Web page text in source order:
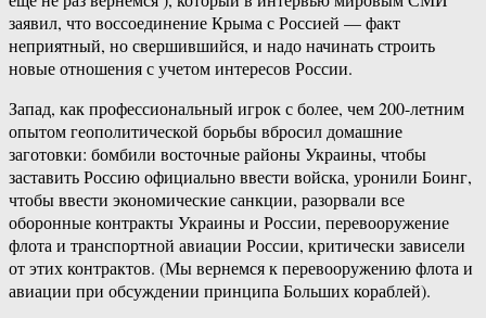
заявил, что воссоединение Крыма с Россией — факт
неприятный, но свершившийся, и надо начинать строить
новые отношения с учетом интересов России.
Запад, как профессиональный игрок с более, чем 200-летним
опытом геополитической борьбы вбросил домашние
заготовки: бомбили восточные районы Украины, чтобы
заставить Россию официально ввести войска, уронили Боинг,
чтобы ввести экономические санкции, разорвали все
оборонные контракты Украины и России, перевооружение
флота и транспортной авиации России, критически зависели
от этих контрактов. (Мы вернемся к перевооружению флота и
авиации при обсуждении принципа Больших кораблей).